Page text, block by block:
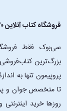
فروشگاه کتاب آنلاین ۳۰بوک
سی‌بوک فقط
بزرگ‌ترین
تا متخصص جوان و
روزها خرید